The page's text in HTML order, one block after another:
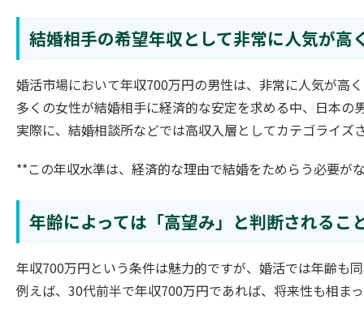
結婚相手の希望年収として非常に人気が高
婚活市場において年収700万円の男性は、非常に人気が高
多くの女性が結婚相手に経済的な安定を求める中、日本
実際に、結婚相談所などでは高収入層としてカテゴライ
**この年収水準は、経済的な理由で結婚をためらう必要
年齢によっては「高望み」と判断されるこ
年収700万円という条件は魅力的ですが、婚活では年齢も
例えば、30代前半で年収700万円であれば、将来性も相ま